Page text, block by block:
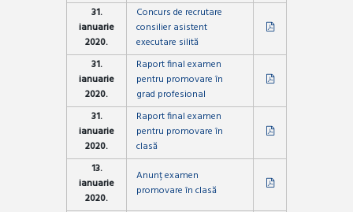
31.
ianuarie
2020.
Concurs de recrutare
consilier asistent
executare silită
31.
ianuarie
2020.
Raport final examen
pentru promovare în
grad profesional
31.
ianuarie
2020.
Raport final examen
pentru promovare în
clasă
13.
ianuarie
2020.
Anunț examen
promovare în clasă